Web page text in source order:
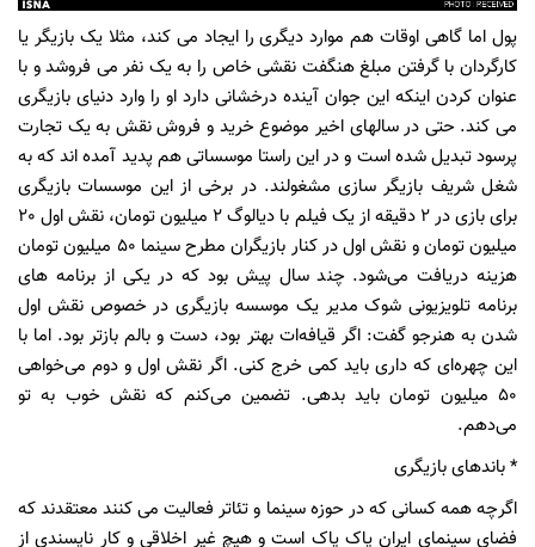
پول اما گاهی اوقات هم موارد دیگری را ایجاد می کند، مثلا یک بازیگر یا
کارگردان با گرفتن مبلغ هنگفت نقشی خاص را به یک نفر می فروشد و با
عنوان کردن اینکه این جوان آینده درخشانی دارد او را وارد دنیای بازیگری
می کند. حتی در سالهای اخیر موضوع خرید و فروش نقش به یک تجارت
پرسود تبدیل شده است و در این راستا موسساتی هم پدید آمده اند که به
شغل شریف بازیگر سازی مشغولند. در برخی از این موسسات بازیگری
برای بازی در2 دقیقه از یک فیلم با دیالوگ2 میلیون تومان، نقش اول 20
میلیون تومان و نقش اول در کنار بازیگران مطرح سینما 50 میلیون تومان
هزینه دریافت می‌شود. چند سال پیش بود که در یکی از برنامه های
برنامه تلویزیونی شوک مدیر یک موسسه بازیگری در خصوص نقش اول
شدن به هنرجو گفت: اگر قیافه‌ات بهتر بود، دست و بالم بازتر بود. اما با
این چهره‌ای که داری باید کمی خرج کنی. اگر نقش اول و دوم می‌خواهی
50 میلیون تومان باید بدهی. تضمین می‌کنم که نقش خوب به تو
می‌دهم.
* باندهای بازیگری
اگرچه همه کسانی که در حوزه سینما و تئاتر فعالیت می کنند معتقدند که
فضای سینمای ایران پاک پاک است و هیچ غیر اخلاقی و کار ناپسندی از